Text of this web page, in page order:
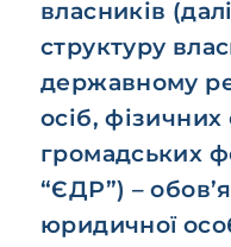
власників
структуру
державному
осіб, фізичних
громадських
“ЄДР”) –
юридичної